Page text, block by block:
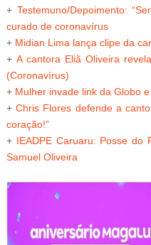
+ Testemuno/Depoimento:
curado de coronavírus
+ Midian Lima lança clipe da
+ A cantora Eliã Oliveira
(Coronavírus)
+ Mulher invade link da Globo
+Chris Flores defende a
coração!”
+ IEADPE Caruaru: Posse do
Samuel Oliveira